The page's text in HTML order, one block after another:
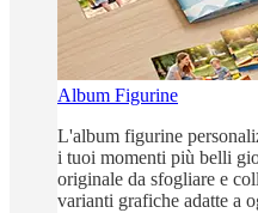
Album Figurine
L'album figurine
i tuoi momenti più belli
originale da sfogliare e
varianti grafiche adatte a